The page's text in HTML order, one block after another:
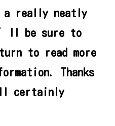
a really neatly
be sure to
to read more
Thanks
certainly